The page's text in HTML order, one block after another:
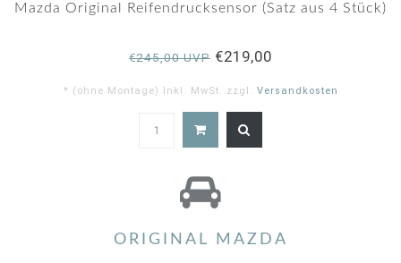
rating
Mazda Original Reifendrucksensor (Satz aus 4 Stück)
€245,00 UVP €219,00
* (ohne Montage) Inkl. MwSt. zzgl. Versandkosten
ORIGINAL MAZDA